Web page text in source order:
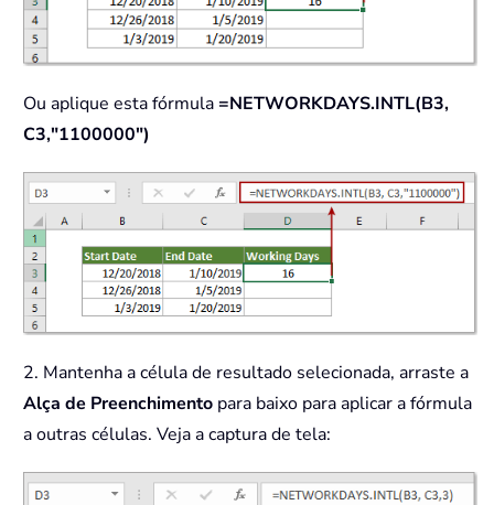
Ou aplique esta fórmula=NETWORKDAYS.INTL(B3,
C3,"1100000")
2. Mantenha a célula de resultado selecionada, arraste a
Alça de Preenchimento para baixo para aplicar a fórmula
a outras células. Veja a captura de tela: